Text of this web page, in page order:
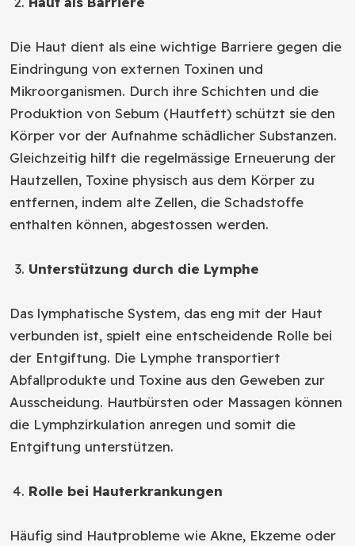
Die Haut dient als eine wichtige Barriere gegen die
Eindringung von externen Toxinen und
Mikroorganismen. Durch ihre Schichten und die
Produktion von Sebum (Hautfett) schützt sie den
Körper vor der Aufnahme schädlicher Substanzen.
Gleichzeitig hilft die regelmässige Erneuerung der
Hautzellen, Toxine physisch aus dem Körper zu
entfernen, indem alte Zellen, die Schadstoffe
enthalten können, abgestossen werden.
Unterstützung durch die Lymphe
Das lymphatische System, das eng mit der Haut
verbunden ist, spielt eine entscheidende Rolle bei
der Entgiftung. Die Lymphe transportiert
Abfallprodukte und Toxine aus den Geweben zur
Ausscheidung. Hautbürsten oder Massagen können
die Lymphzirkulation anregen und somit die
Entgiftung unterstützen.
Rolle bei Hauterkrankungen
Häufig sind Hautprobleme wie Akne, Ekzeme oder